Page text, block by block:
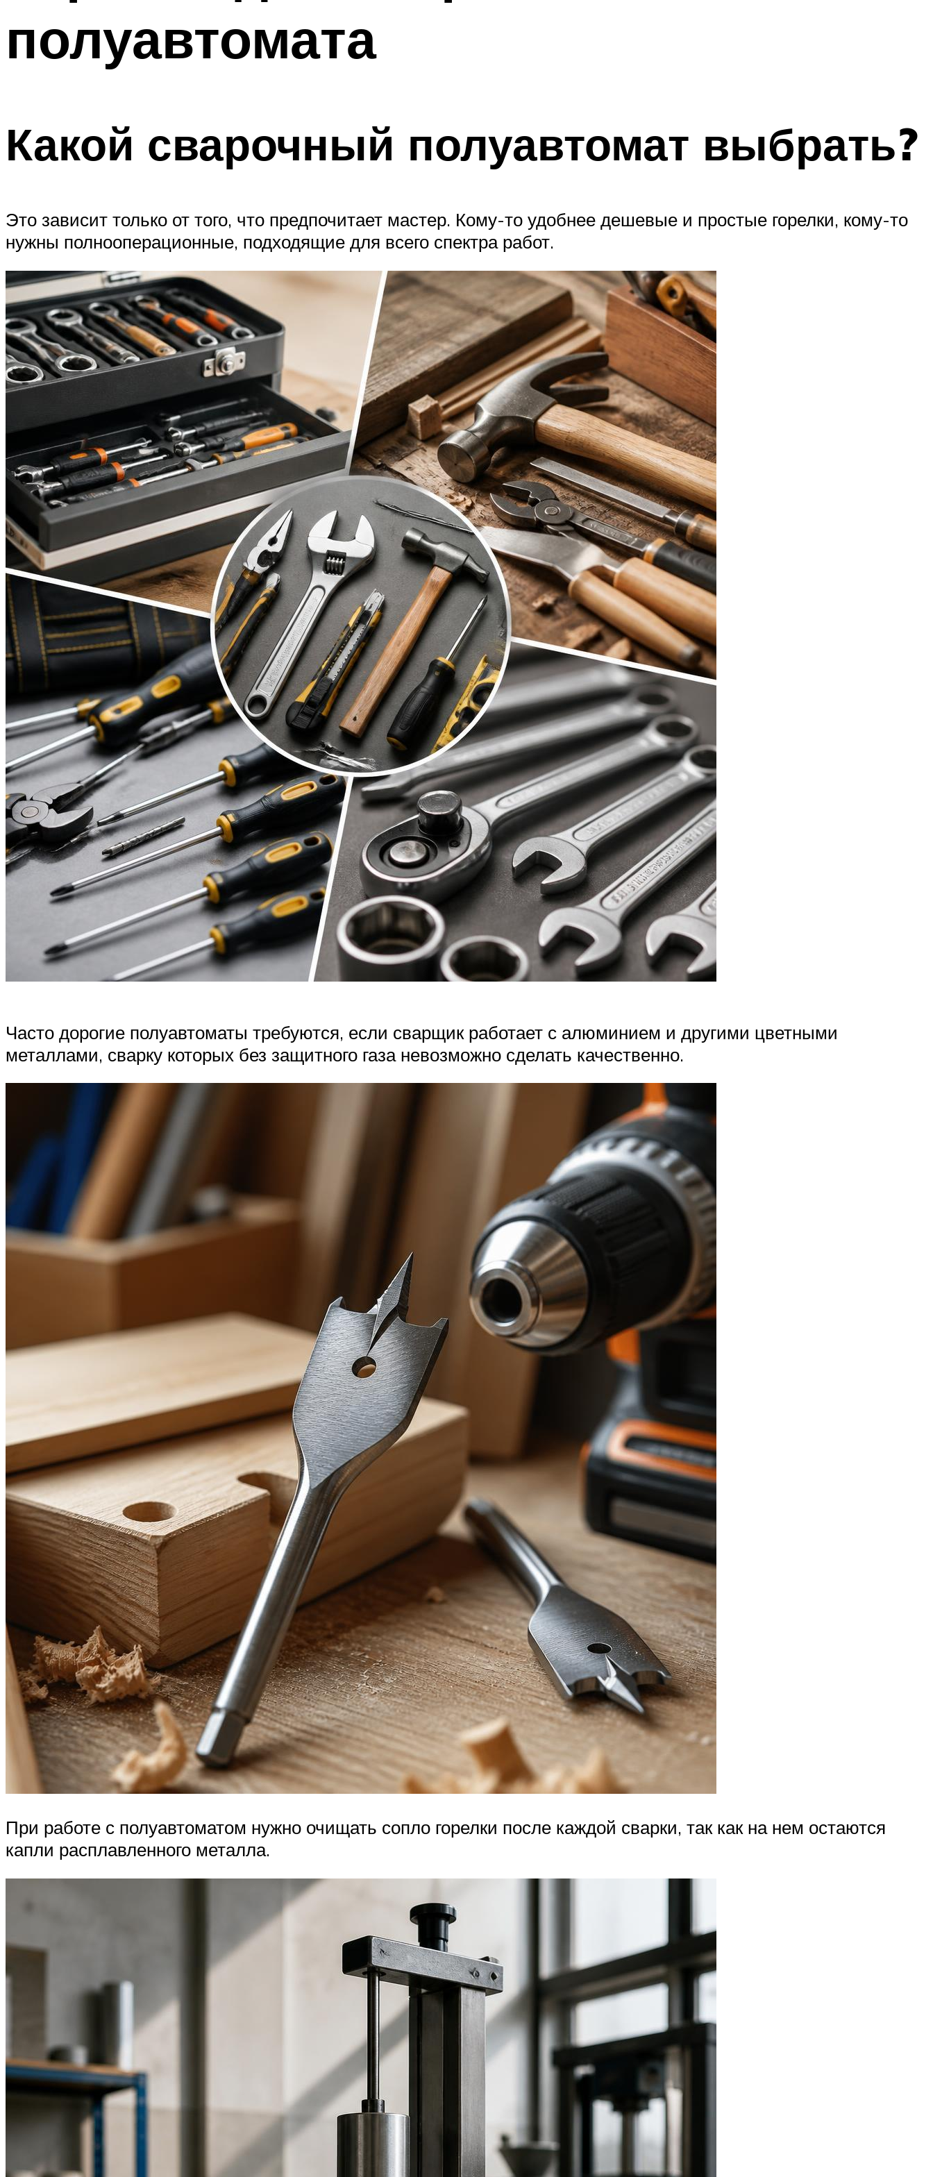
полуавтомата
Какой сварочный полуавтомат выбрать?
Это зависит только от того, что предпочитает мастер. Кому-то удобнее дешевые и простые горелки, кому-то
нужны полнооперационные, подходящие для всего спектра работ.
Часто дорогие полуавтоматы требуются, если сварщик работает с алюминием и другими цветными
металлами, сварку которых без защитного газа невозможно сделать качественно.
При работе с полуавтоматом нужно очищать сопло горелки после каждой сварки, так как на нем остаются
капли расплавленного металла.